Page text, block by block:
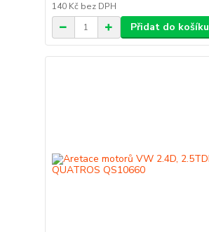
140 Kč bez DPH
Přidat do košíku